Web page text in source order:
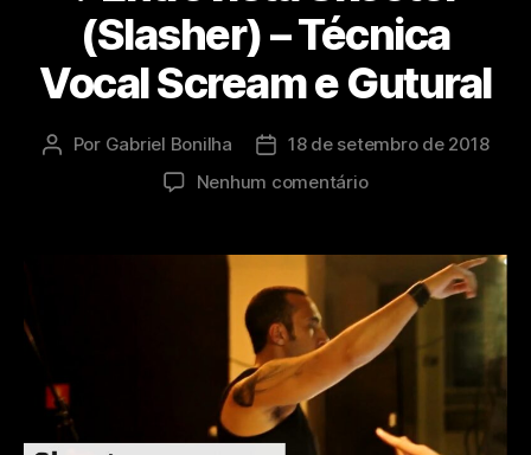
(Slasher) – Técnica
Vocal Scream e Gutural
Autor
Por Gabriel Bonilha
Data18 de setembro de 2018
Nenhum comentárioem
Skeeter
(Slasher)
–
Técnica
Vocal
Gutural